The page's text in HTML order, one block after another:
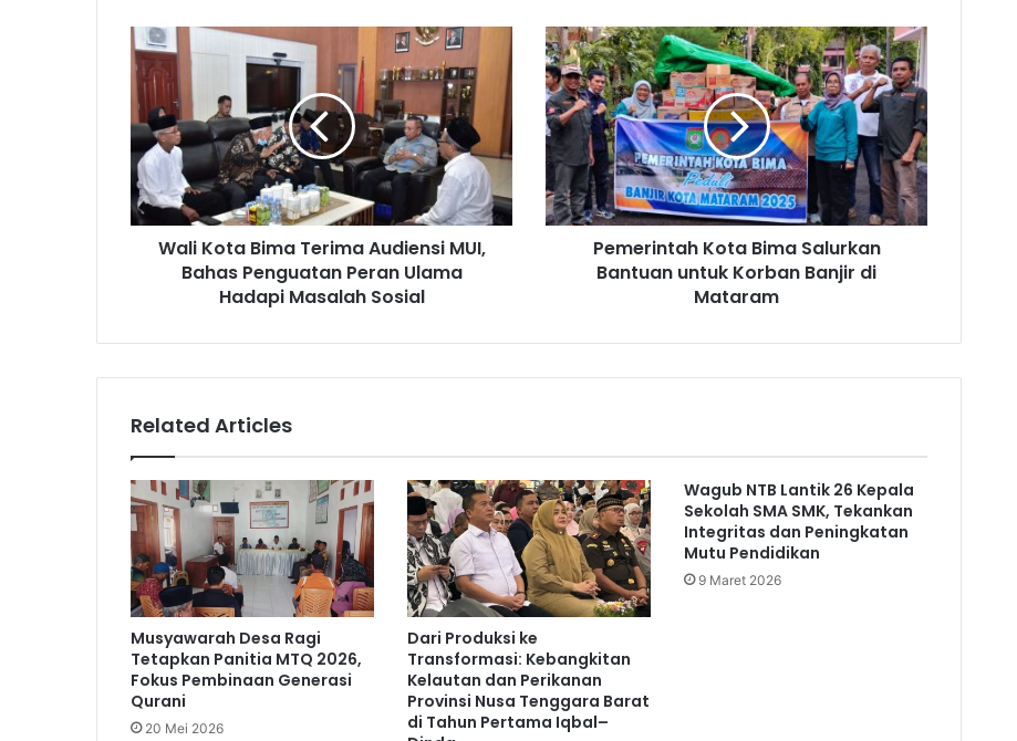
Wali Kota Bima Terima Audiensi MUI,
Bahas Penguatan Peran Ulama
Hadapi Masalah Sosial
Pemerintah Kota Bima Salurkan
Bantuan untuk Korban Banjir di
Mataram
Related Articles
Musyawarah Desa Ragi
Tetapkan Panitia MTQ 2026,
Fokus Pembinaan Generasi
Qurani
20 Mei 2026
Dari Produksi ke
Transformasi: Kebangkitan
Kelautan dan Perikanan
Provinsi Nusa Tenggara Barat
di Tahun Pertama Iqbal–
Wagub NTB Lantik 26 Kepala
Sekolah SMA SMK, Tekankan
Integritas dan Peningkatan
Mutu Pendidikan
9 Maret 2026